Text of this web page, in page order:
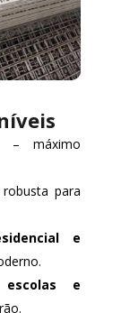
– máximo
para
e
escolas e